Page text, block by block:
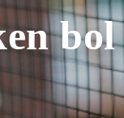
bol